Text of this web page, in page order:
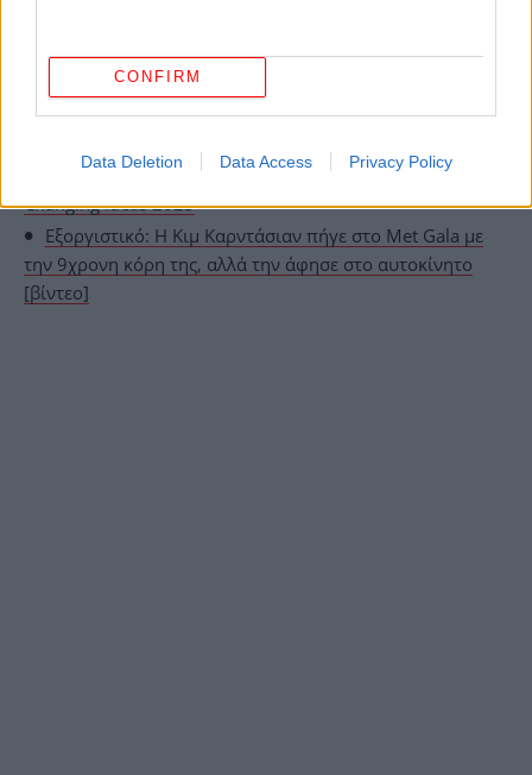
CONFIRM
Data Deletion Data Access Privacy Policy
ΟΛΕΣ ΟΙ ΕΙΔΗΣΕΙΣ
Διαζύγιο για τον Κέβιν Κόστνερ -Συντετριμμένος ο
ηθοποιός, γιατί η σύζυγός του χάνει τη διατροφή
Ελληνικό: «Ένας από τους πιο αξιοσημείωτους
αστικούς μετασχηματισμούς στον κόσμο» -Βραβείο World
Changing Ideas 2023
Εξοργιστικό: Η Κιμ Καρντάσιαν πήγε στο Met Gala με
την 9χρονη κόρη της, αλλά την άφησε στο αυτοκίνητο
[βίντεο]